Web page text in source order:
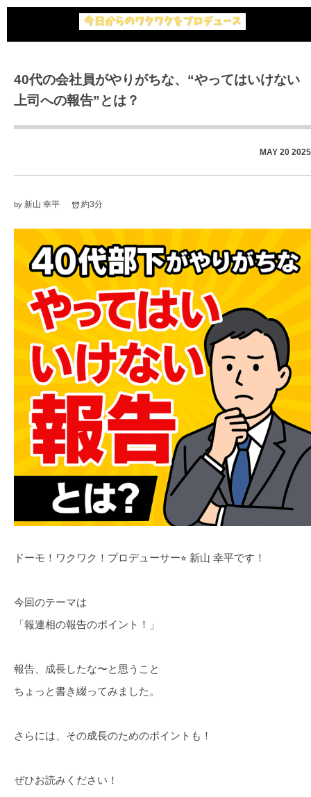
40代の会社員がやりがちな、“やってはいけない
上司への報告”とは？
MAY 20 2025
by 新山 幸平 約3分
ドーモ！ワクワク！プロデューサー⭐︎ 新山 幸平です！
今回のテーマは
「報連相の報告のポイント！」
報告、成長したな〜と思うこと
ちょっと書き綴ってみました。
さらには、その成長のためのポイントも！
ぜひお読みください！